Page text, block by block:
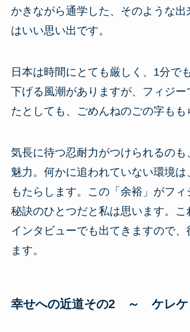
かきながら通学した、そのような出
はいい思い出です。
日本は時間にとても厳しく、1分で
下げる風潮がありますが、フィジー
たとしても、ごめんねのごの字もも
気長に待つ忍耐力がつけられるのも
魅力。何かに追われていない環境は
もたらします。この「余裕」がフ
秘訣のひとつだと私は思います。こ
インタビューでも出てきますので、
ます。
幸せへの近道その2 ～ ケレケ